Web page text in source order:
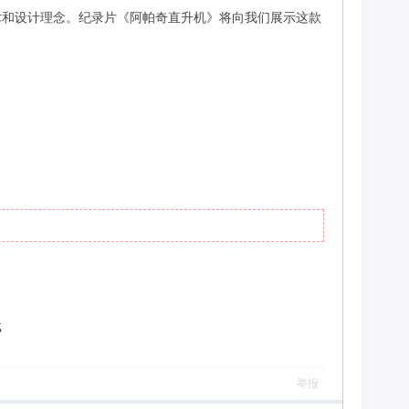
设计理念。纪录片《阿帕奇直升机》将向我们展示这款
举报